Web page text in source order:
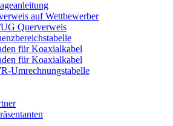
auf Wettbewerber
Querverweis
für Koaxialkabel
für Koaxialkabel
Umrechnungstabelle